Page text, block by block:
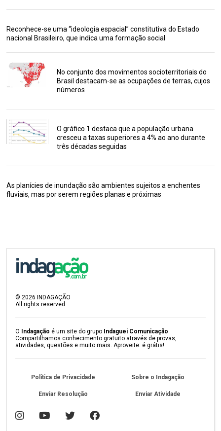
Reconhece-se uma “ideologia espacial” constitutiva do Estado
nacional Brasileiro, que indica uma formação social
No conjunto dos movimentos socioterritoriais do
Brasil destacam-se as ocupações de terras, cujos
números
O gráfico 1 destaca que a população urbana
cresceu a taxas superiores a 4% ao ano durante
três décadas seguidas
As planícies de inundação são ambientes sujeitos a enchentes
fluviais, mas por serem regiões planas e próximas
©2026 INDAGAÇÃO
All rights reserved.
O Indagação é um site do grupo Indaguei Comunicação.
Compartilhamos conhecimento gratuito através de provas,
atividades, questões e muito mais. Aproveite: é grátis!
Política de Privacidade Sobre o Indagação
Enviar Resolução Enviar Atividade